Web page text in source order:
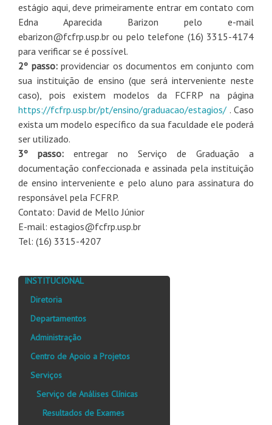
estágio aqui, deve primeiramente entrar em contato com
Edna Aparecida Barizon pelo e-mail
ebarizon@fcfrp.usp.br ou pelo telefone (16) 3315-4174
para verificar se é possível.
2º passo:providenciar os documentos em conjunto com
sua instituição de ensino (que será interveniente neste
caso), pois existem modelos da FCFRP na página
https://fcfrp.usp.br/pt/ensino/graduacao/estagios/ . Caso
exista um modelo específico da sua faculdade ele poderá
ser utilizado.
3º passo: entregar no Serviço de Graduação a
documentação confeccionada e assinada pela instituição
de ensino interveniente e pelo aluno para assinatura do
responsável pela FCFRP.
Contato: David de Mello Júnior
E-mail: estagios@fcfrp.usp.br
Tel: (16) 3315-4207
INSTITUCIONAL
Diretoria
Departamentos
Administração
Centro de Apoio a Projetos
Serviços
Serviço de Análises Clínicas
Resultados de Exames